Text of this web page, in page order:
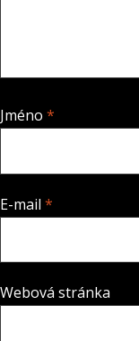
Jméno *
E-mail *
Webová stránka